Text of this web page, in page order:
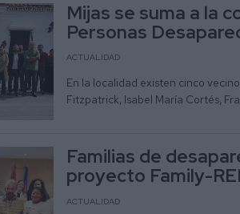
Mijas se suma a la
Personas
ACTUALIDAD
En la localidad existen cinco
Fitzpatrick, Isabel María Cortés,
Familias de
proyecto Family-
ACTUALIDAD